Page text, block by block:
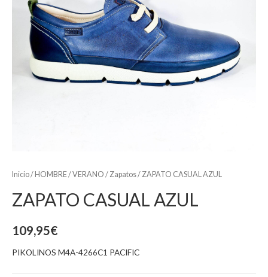
Inicio/ HOMBRE/VERANO / Zapatos/ ZAPATO CASUAL AZUL
ZAPATO CASUAL AZUL
109,95€
PIKOLINOS M4A-4266C1 PACIFIC